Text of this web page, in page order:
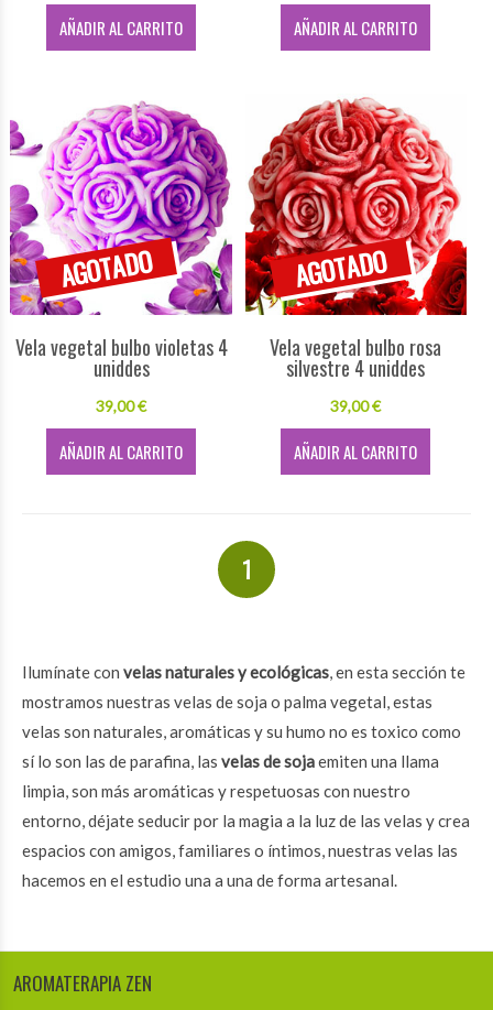
AÑADIR AL CARRITO AÑADIR AL CARRITO
Vela vegetal bulbo violetas 4
uniddes
39,00 €
AÑADIR AL CARRITO
Vela vegetal bulbo rosa
silvestre 4 uniddes
39,00 €
AÑADIR AL CARRITO
1
Ilumínate con velas naturales y ecológicas, en esta sección te
mostramos nuestras velas de soja o palma vegetal, estas
velas son naturales, aromáticas y su humo no es toxico como
sí lo son las de parafina, las velas de sojaemiten una llama
limpia, son más aromáticas y respetuosas con nuestro
entorno, déjate seducir por la magia a la luz de las velas y crea
espacios con amigos, familiares o íntimos, nuestras velas las
hacemos en el estudio una a una de forma artesanal.
AROMATERAPIA ZEN